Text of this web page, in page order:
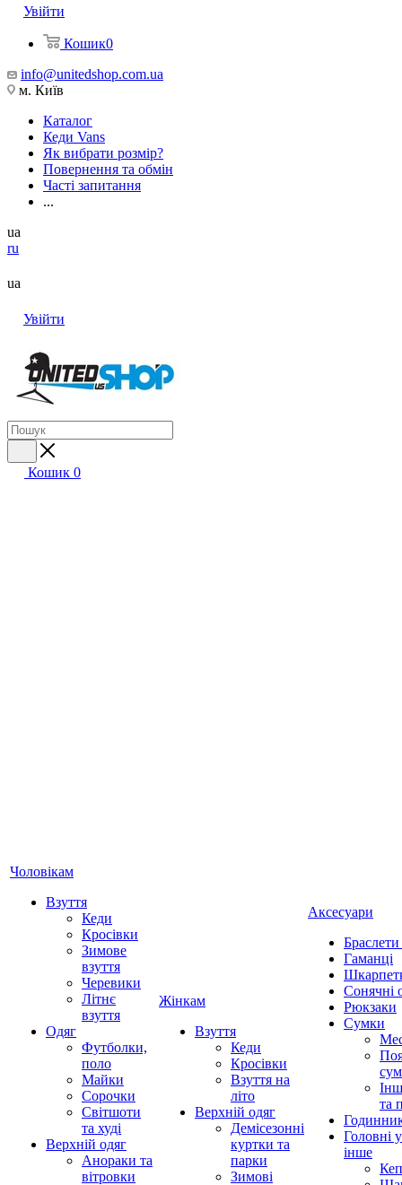
Увійти
Кошик0
info@unitedshop.com.ua
м. Київ
Каталог
Кеди Vans
Як вибрати розмір?
Повернення та обмін
Часті запитання
...
ua
ru
ua
Увійти
Кошик 0
Чоловікам
Взуття
Кеди
Кросівки
Зимове
взуття
Черевики
Літнє
взуття
Одяг
Футболки,
поло
Майки
Сорочки
Світшоти
та худі
Верхній одяг
Анораки та
вітровки
Жінкам
Взуття
Кеди
Кросівки
Взуття на
літо
Верхній одяг
Демісезонні
куртки та
парки
Зимові
Аксесуари
Гаманці
Сонячні
Рюкзаки
Сумки
та
Головні
інше